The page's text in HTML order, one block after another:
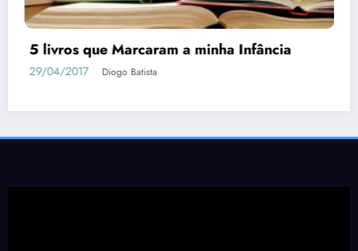
5 livros que Marcaram a minha Infância
29/04/2017 Diogo Batista